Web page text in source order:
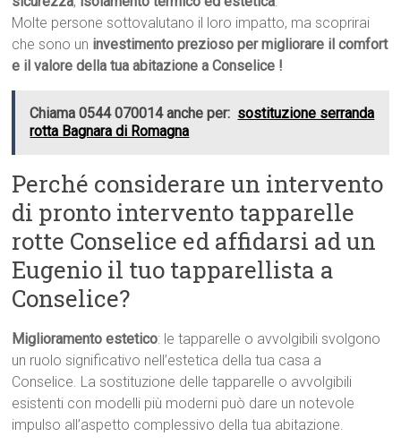
Molte persone sottovalutano il loro impatto, ma scoprirai
che sono un investimento prezioso per migliorare il comfort
e il valore della tua abitazione a Conselice !
Chiama 0544 070014 anche per: sostituzione serranda
rotta Bagnara di Romagna
Perché considerare un intervento
di pronto intervento tapparelle
rotte Conselice ed affidarsi ad un
Eugenio il tuo tapparellista a
Conselice?
Miglioramento estetico: le tapparelle o avvolgibili svolgono
un ruolo significativo nell’estetica della tua casa a
Conselice. La sostituzione delle tapparelle o avvolgibili
esistenti con modelli più moderni può dare un notevole
impulso all’aspetto complessivo della tua abitazione.